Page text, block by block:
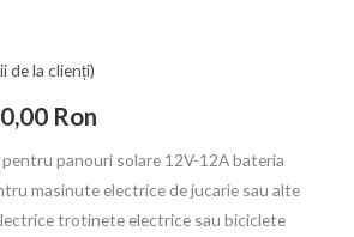
de la clienți)
Ron
panouri solare 12V-12A bateria
masinute electrice de jucarie sau alte
trotinete electrice sau biciclete